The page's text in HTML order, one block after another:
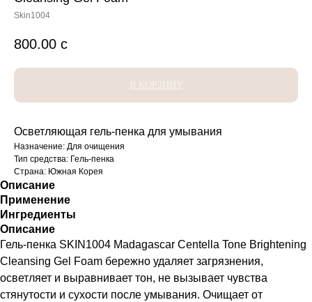
Skin1004
800.00 с
В КОРЗИНУ
Осветляющая гель-пенка для умывания
Назначение: Для очищения
Тип средства: Гель-пенка
Страна: Южная Корея
Описание
Применение
Ингредиенты
Описание
Гель-пенка SKIN1004 Madagascar Centella Tone Brightening
Cleansing Gel Foam бережно удаляет загрязнения,
осветляет и выравнивает тон, не вызывает чувства
стянутости и сухости после умывания. Очищает от